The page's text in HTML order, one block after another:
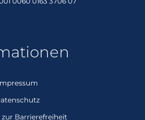
zur Barrierefreiheit